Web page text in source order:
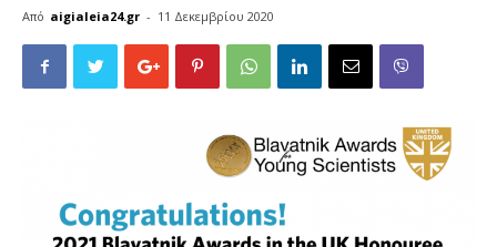
Από aigialeia24.gr - 11 Δεκεμβρίου 2020